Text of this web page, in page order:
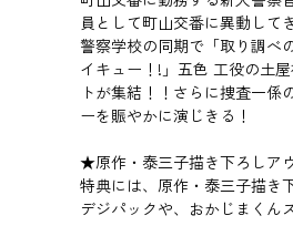
員として町山交番に異動し
警察学校の同期で「取り調べ
イキュー！!」五色 工役の土
トが集結！！さらに捜査一
ーを賑やかに演じきる！
★原作・泰三子描き下ろしア
特典には、原作・泰三子描き
デジパックや、おかじまくん